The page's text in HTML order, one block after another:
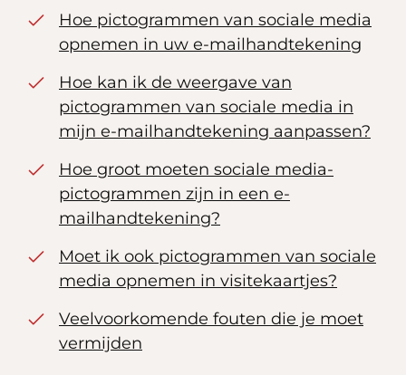
Hoe pictogrammen van sociale media
opnemen in uw e-mailhandtekening
Hoe kan ik de weergave van
pictogrammen van sociale media in
mijn e-mailhandtekening aanpassen?
Hoe groot moeten sociale media-
pictogrammen zijn in een e-
mailhandtekening?
Moet ik ook pictogrammen van sociale
media opnemen in visitekaartjes?
Veelvoorkomende fouten die je moet
vermijden